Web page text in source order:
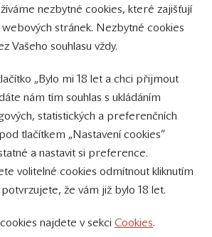
nezbytné cookies, které zajišťují
stránek. Nezbytné cookies
Vašeho souhlasu vždy.
„Bylo mi 18 let a chci přijmout
nám tím souhlas s ukládáním
statistických a preferenčních
tlačítkem „Nastavení cookies“
a nastavit si preference.
volitelné cookies odmítnout kliknutím
že vám již bylo 18 let.
najdete v sekci Cookies.